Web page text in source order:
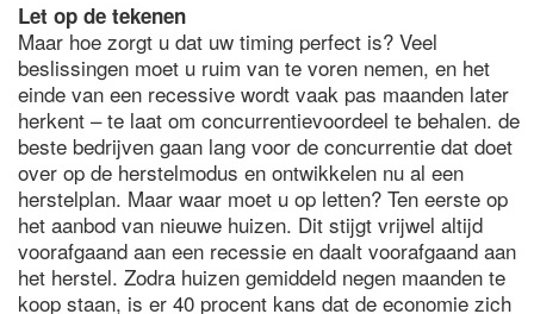
Let op de tekenen
Maar hoe zorgt u dat uw timing perfect is? Veel
beslissingen moet u ruim van te voren nemen, en het
einde van een recessive wordt vaak pas maanden later
herkent – te laat om concurrentievoordeel te behalen. de
beste bedrijven gaan lang voor de concurrentie dat doet
over op de herstelmodus en ontwikkelen nu al een
herstelplan. Maar waar moet u op letten? Ten eerste op
het aanbod van nieuwe huizen. Dit stijgt vrijwel altijd
voorafgaand aan een recessie en daalt voorafgaand aan
het herstel. Zodra huizen gemiddeld negen maanden te
koop staan, is er 40 procent kans dat de economie zich